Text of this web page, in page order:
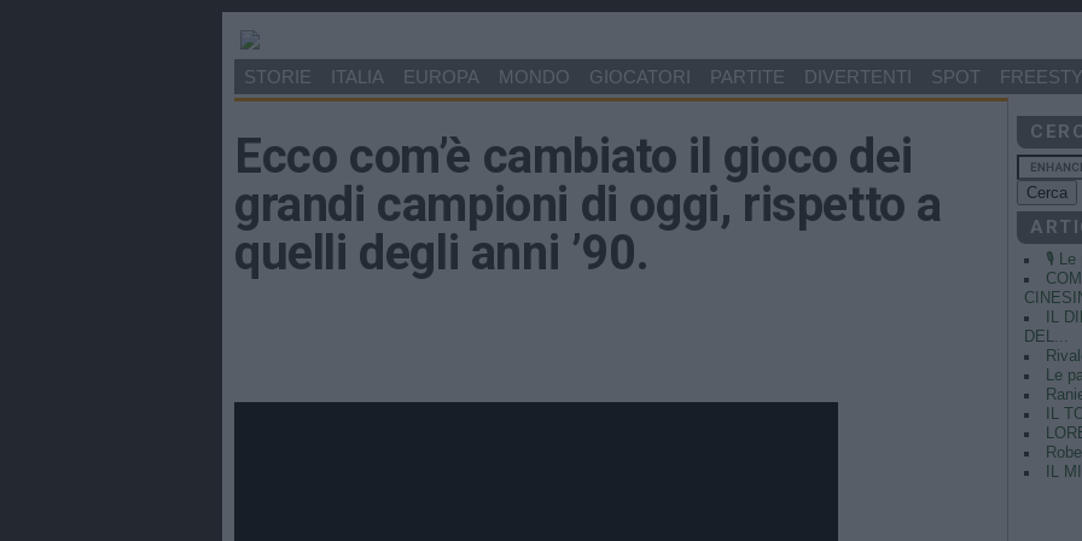
STORIE ITALIA EUROPA MONDO GIOCATORI PARTITE DIVERTENTI SPOT
Ecco com’è cambiato il gioco dei
grandi campioni di oggi, rispetto a
quelli degli anni ’90.
🎙️ Le
IL
DEL...
Le
IL
IL